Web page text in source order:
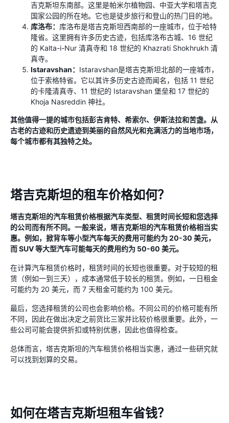
吉克斯坦东南部。这里是帕米尔植物园、中亚大学和塔吉克
国家公园的所在地。它也是徒步旅行和登山的热门目的地。
库洛布： 库洛布是塔吉克斯坦西南部的一座城市，位于哈特
隆省。这里拥有许多历史古迹，包括库洛布古城、16 世纪
的 Kalta-i-Nur 清真寺和 18 世纪的 Khazrati Shokhrukh 清
真寺。
Istaravshan： Istaravshan是塔吉克斯坦北部的一座城市，
位于索格特省。它以其许多历史古迹而闻名，包括 11 世纪
的卡隆清真寺、11 世纪的 Istaravshan 堡垒和 17 世纪的
Khoja Nasreddin 神社。
其他值得一提的城市包括彭吉肯特、希索尔、伊斯法拉和苦盏。从
古老的古迹和历史遗迹到美丽的自然风光和充满活力的当地市场，
每个城市都有其独特之处。
塔吉克斯坦的租车价格如何？
塔吉克斯坦的汽车租赁价格根据汽车类型、租赁时间长短和您选择
的公司而有所不同。一般来说，塔吉克斯坦的汽车租赁价格相当实
惠。例如，掀背车等小型汽车每天的费用可能约为 20-30 美元，
而 SUV 等大型汽车可能每天的费用约为 50-60 美元。
在计算汽车租赁价格时，租赁时间的长短也很重要。对于较短的租
赁（例如一到三天），成本通常低于较长的租赁。例如，一日租金
可能约为 20 美元，而 7 天租金可能约为 100 美元。
最后，您选择租赁的公司也会影响价格。不同公司的价格可能有所
不同，因此在做出决定之前货比三家并比较价格很重要。此外，一
些公司可能会提供折扣或特别优惠，因此也值得检查。
总体而言，塔吉克斯坦的汽车租赁价格相当实惠，通过一些研究就
可以找到划算的交易。
如何在塔吉克斯坦租车省钱？